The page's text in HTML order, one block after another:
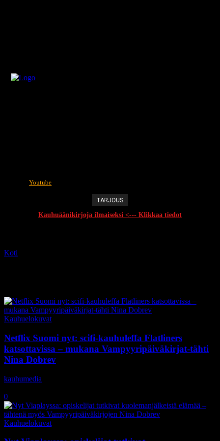
Youtube
TARJOUS
Kauhuäänikirjoja ilmaiseksi <--- Klikkaa tiedot
Koti
Kauhuelokuvat
Netflix Suomi nyt: scifi-kauhuleffa Flatliners
katsottavissa – mukana Vampyyripäiväkirjat-tähti
Nina Dobrev
kauhumedia
0
Kauhuelokuvat